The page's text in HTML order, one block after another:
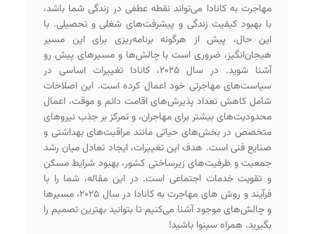
مهاجرت به کانادا می‌تواند نقطه عطفی در زندگی شما باشد،
با بهبود کیفیت زندگی و پیشرفت‌های شغلی و تحصیلی. با
این حال، پیش از هرگونه برنامه‌ریزی برای این مسیر
هیجان‌انگیز، ضروری است با چالش‌ها و مسیرهای پیش رو
آشنا شوید. در سال ۲۰۲۵، کانادا تغییرات اساسی در
سیاست‌های مهاجرتی خود اعمال کرده است. این اصلاحات
شامل کاهش تعداد پذیرش‌های اقامت دائم و موقت، اعمال
محدودیت‌های بیشتر برای مهاجران، و تمرکز بر جذب نیروهای
متخصص در بخش‌های حیاتی مانند مراقبت‌های بهداشتی و
صنایع فنی است. هدف این تغییرات، ایجاد تعادل میان رشد
جمعیت و ظرفیت‌های زیرساختی کشور، بهبود شرایط مسکن
و تقویت خدمات اجتماعی است. در این مقاله، شما را با
فرآیند و روش‌ های مهاجرت به کانادا در سال ۲۰۲۵، مسیرها
و چالش‌های موجود آشنا می‌کنیم تا بتوانید بهترین تصمیم را
بگیرید. همراه سینوا باشید!